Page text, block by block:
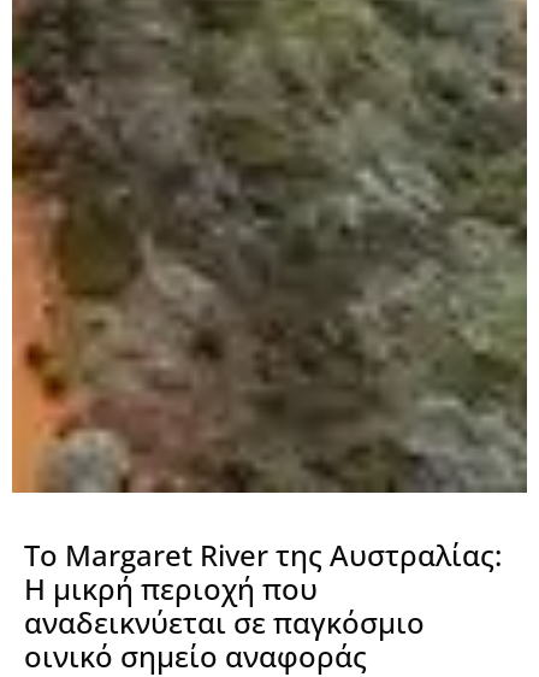
Το Margaret River της Αυστραλίας:
Η μικρή περιοχή που
αναδεικνύεται σε παγκόσμιο
οινικό σημείο αναφοράς